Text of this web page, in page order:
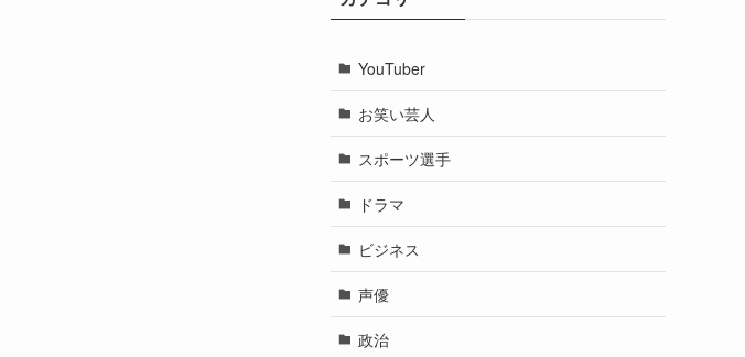
YouTuber
お笑い芸人
スポーツ選手
ドラマ
ビジネス
声優
政治